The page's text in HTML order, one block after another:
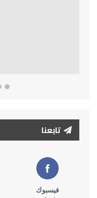
تابعنا
فيسبوك